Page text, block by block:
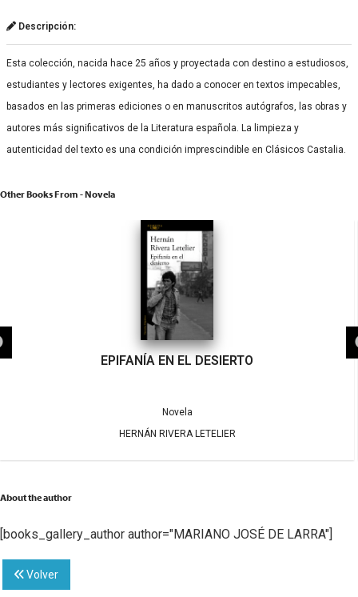
Descripción:
Esta colección, nacida hace 25 años y proyectada con destino a estudiosos,
estudiantes y lectores exigentes, ha dado a conocer en textos impecables,
basados en las primeras ediciones o en manuscritos autógrafos, las obras y
autores más significativos de la Literatura española. La limpieza y
autenticidad del texto es una condición imprescindible en Clásicos Castalia.
Other Books From - Novela
EPIFANÍA EN EL DESIERTO
Novela
HERNÁN RIVERA LETELIER
About the author
[books_gallery_author author="MARIANO JOSÉ DE LARRA"]
Volver